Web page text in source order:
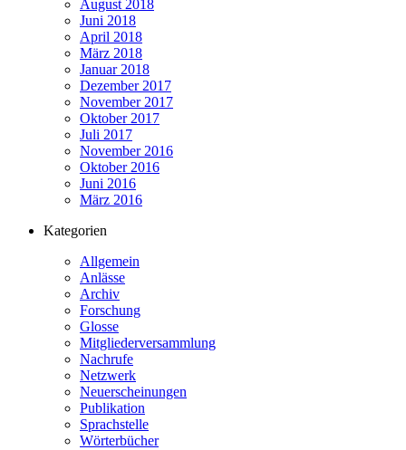
August 2018
Juni 2018
April 2018
März 2018
Januar 2018
Dezember 2017
November 2017
Oktober 2017
Juli 2017
November 2016
Oktober 2016
Juni 2016
März 2016
Kategorien
Allgemein
Anlässe
Archiv
Forschung
Glosse
Mitgliederversammlung
Nachrufe
Netzwerk
Neuerscheinungen
Publikation
Sprachstelle
Wörterbücher